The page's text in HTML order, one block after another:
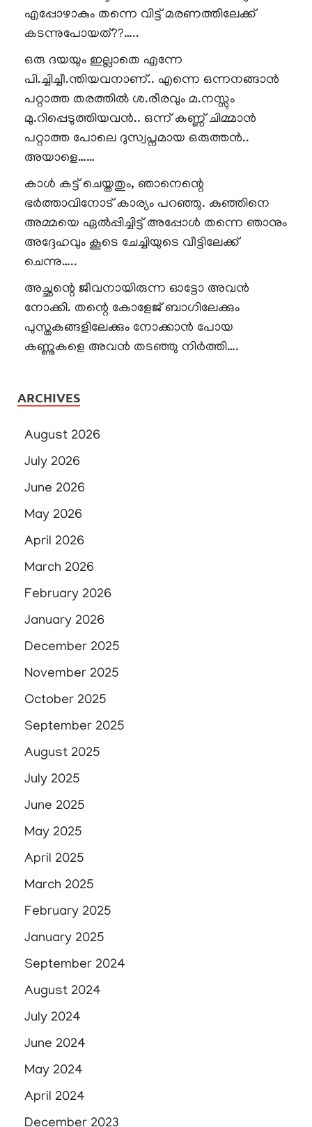
എപ്പോഴാകും തന്നെ വിട്ട് മരണത്തിലേക്ക്
കടന്നുപോയത്??…..
ഒരു ദയയും ഇല്ലാതെ എന്നേ
പി.ച്ചിച്ചീ.ന്തിയവനാണ്.. എന്നെ ഒന്നനങ്ങാൻ
പറ്റാത്ത തരത്തിൽ ശ.രീരവും മ.നസ്സും
മു.റിപ്പെടുത്തിയവൻ.. ഒന്ന് കണ്ണ് ചിമ്മാൻ
പറ്റാത്ത പോലെ ദുസ്വപ്നമായ ഒരുത്തൻ..
അയാളെ……
കാൾ കട്ട് ചെയ്തതും, ഞാനെന്റെ
ഭർത്താവിനോട് കാര്യം പറഞ്ഞു. കുഞ്ഞിനെ
അമ്മയെ ഏൽപ്പിച്ചിട്ട് അപ്പോൾ തന്നെ ഞാനും
അദ്ദേഹവും കൂടെ ചേച്ചിയുടെ വീട്ടിലേക്ക്
ചെന്നു…..
അച്ഛന്റെ ജീവനായിരുന്ന ഓട്ടോ അവൻ
നോക്കി. തന്റെ കോളേജ് ബാഗിലേക്കും
പുസ്തകങ്ങളിലേക്കും നോക്കാൻ പോയ
കണ്ണുകളെ അവൻ തടഞ്ഞു നിർത്തി….
ARCHIVES
August 2026
July 2026
June 2026
May 2026
April 2026
March 2026
February 2026
January 2026
December 2025
November 2025
October 2025
September 2025
August 2025
July 2025
June 2025
May 2025
April 2025
March 2025
February 2025
January 2025
September 2024
August 2024
July 2024
June 2024
May 2024
April 2024